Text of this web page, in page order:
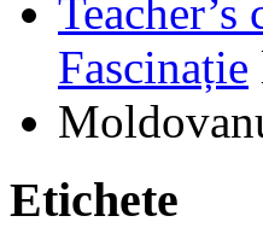
Fascinație
Etichete